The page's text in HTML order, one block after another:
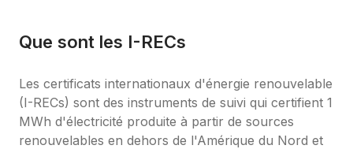
Que sont les I-RECs
Les certificats internationaux d'énergie renouvelable
(I-RECs) sont des instruments de suivi qui certifient 1
MWh d'électricité produite à partir de sources
renouvelables en dehors de l'Amérique du Nord et